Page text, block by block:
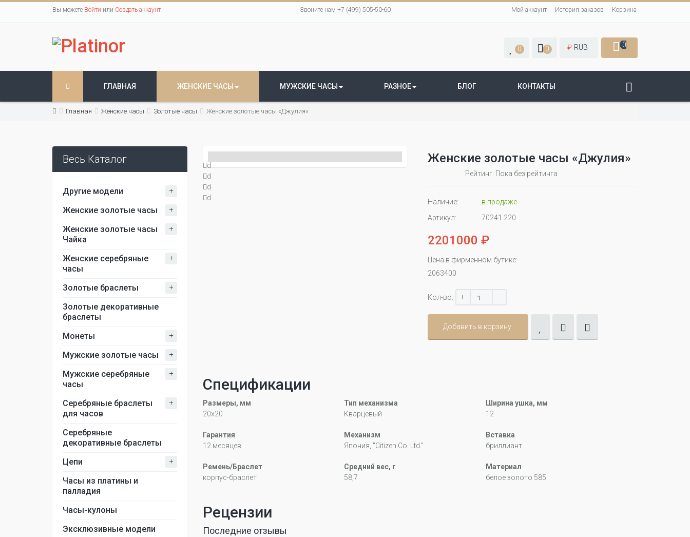
Вы можете Войти или Создать аккаунт Звоните нам +7 (499) 505-50-60 Мой аккаунт История заказов Корзина
0 0 ₽ RUB 0
ГЛАВНАЯ ЖЕНСКИЕ ЧАСЫ МУЖСКИЕ ЧАСЫ РАЗНОЕ БЛОГ КОНТАКТЫ
Главная Женские часы Золотые часы Женские золотые часы «Джулия»
Весь Каталог
Другие модели +
Женские золотые часы +
Женские золотые часы
Чайка
+
Женские серебряные
часы
+
Золотые браслеты +
Золотые декоративные
браслеты
Монеты
+
Мужские золотые часы +
Мужские серебряные
часы
+
Серебряные браслеты
для часов
+
Серебряные
декоративные браслеты
Цепи
+
Часы из платины и
палладия
Часы-кулоны
Эксклюзивные модели
d
d
d
d
Женские золотые часы «Джулия»
Рейтинг: Пока без рейтинга
Наличие:
в продаже
Артикул:
70241.220
2201000 ₽
Цена в фирменном бутике:
2063400
Кол-во: + -
Добавить в корзину
Спецификации
Размеры, мм
20x20
Тип механизма
Кварцевый
Ширина ушка, мм
12
Гарантия
12 месяцев
Механизм
Япония, "Citizen Co. Ltd."
Вставка
бриллиант
Ремень/Браслет
корпус-браслет
Средний вес, г
58,7
Материал
белое золото 585
Рецензии
Последние отзывы